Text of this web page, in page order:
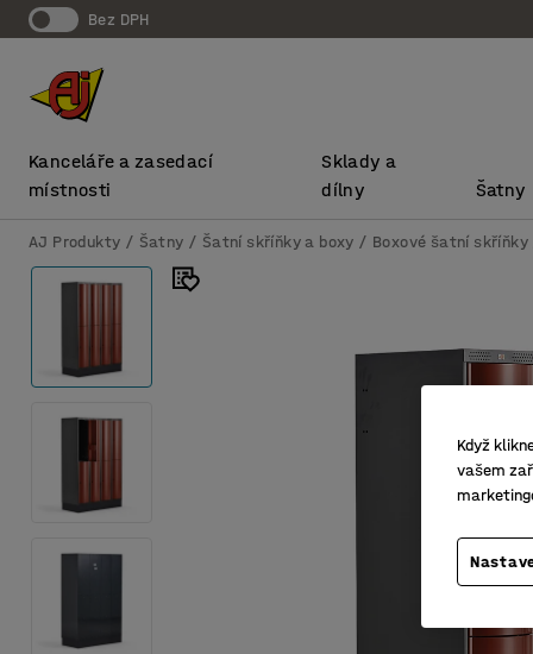
bez DPH
Kanceláře a zasedací
místnosti
Sklady a
dílny
Šatny
AJ Produkty Šatny Šatní skříňky a boxy Boxové šatní skříňky
Když
vašem